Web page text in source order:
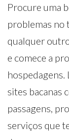
Procure uma
problemas no
qualquer
e comece a
sites bacanas
passagens,
serviços que